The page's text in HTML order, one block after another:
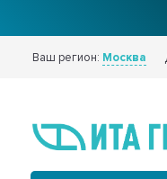
Ваш регион: Москва